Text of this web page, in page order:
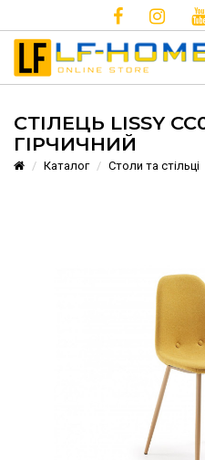
СТІЛЕЦЬ LISSY
ГІРЧИЧНИЙ
Каталог Столи та стільці